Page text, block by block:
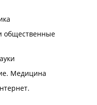
общественные
Медицина